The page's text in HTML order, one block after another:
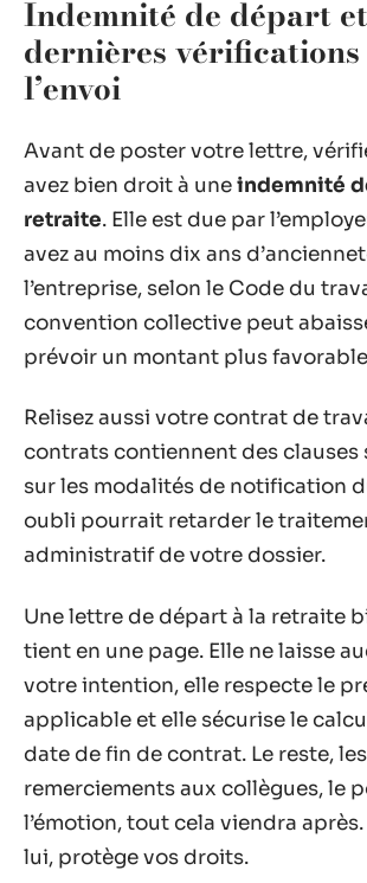
Indemnité de départ et
dernières
l’envoi
Avant de poster votre lettre,
avez bien droit à uneindemnité
retraite. Elle est due par
avez au moins dix ans
l’entreprise, selon le Code du
convention collective peut
prévoir un montant plus
Relisez aussi votre contrat de
contrats contiennent des clauses
sur les modalités de notification
oubli pourrait retarder le
administratif de votre dossier.
Une lettre de départ à la retraite
tient en une page. Elle ne laisse
votre intention, elle respecte le
applicable et elle sécurise le
date de fin de contrat. Le reste, les
remerciements aux collègues, le
l’émotion, tout cela viendra
lui, protège vos droits.